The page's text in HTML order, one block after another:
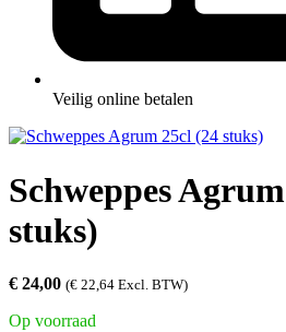
Veilig online betalen
Schweppes
stuks)
€ 24,00 (€ 22,64 Excl. BTW)
Op voorraad